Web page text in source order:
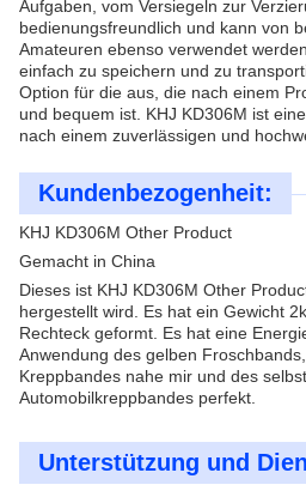
Aufgaben, vom Versiegeln zur
bedienungsfreundlich und kann von
Amateuren ebenso verwendet
einfach zu speichern und zu
Option für die aus, die nach einem
und bequem ist. KHJ KD306M ist
nach einem zuverlässigen und
Kundenbezogenheit:
KHJ KD306M Other Product
Gemacht in China
Dieses ist KHJ KD306M Other
hergestellt wird. Es hat ein Gewicht
Rechteck geformt. Es hat eine
Anwendung des gelben
Kreppbandes nahe mir und des
Automobilkreppbandes perfekt.
Unterstützung und